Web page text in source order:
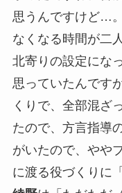
思うんですけど…
なくなる時間が二
北寄りの設定にな
思っていたんです
くりで、全部混ざ
たので、方言指導
がいたので、やや
に渡る役づくりに